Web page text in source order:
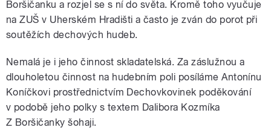
Boršičanku a rozjel se s ní do světa. Kromě toho vyučuje
na ZUŠ v Uherském Hradišti a často je zván do porot při
soutěžích dechových hudeb.
Nemalá je i jeho činnost skladatelská. Za záslužnou a
dlouholetou činnost na hudebním poli posíláme Antonínu
Koníčkovi prostřednictvím Dechovkovinek poděkování
v podobě jeho polky s textem Dalibora Kozmíka
Z Boršičanky šohaji.